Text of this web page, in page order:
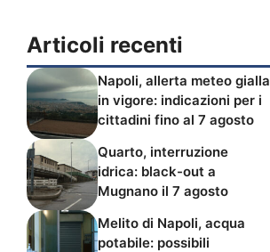
Articoli recenti
Napoli, allerta meteo gialla
in vigore: indicazioni per i
cittadini fino al 7 agosto
Quarto, interruzione
idrica: black-out a
Mugnano il 7 agosto
Melito di Napoli, acqua
potabile: possibili